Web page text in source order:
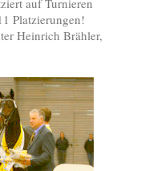
auf Turnieren
Platzierungen!
Heinrich Brähler,